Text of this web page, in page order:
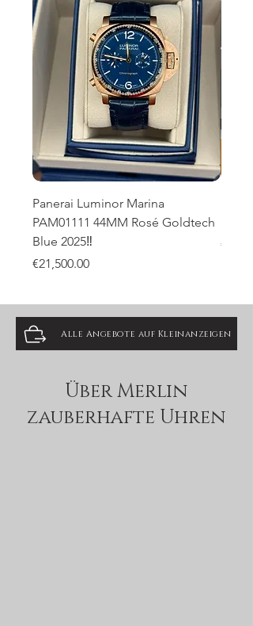
Panerai Luminor Marina
PAM01111 44MM Rosé Goldtech
Blue 2025‼️
Price
€21,500.00
Price
Alle Angebote auf Kleinanzeigen
Über Merlin
zauberhafte Uhren